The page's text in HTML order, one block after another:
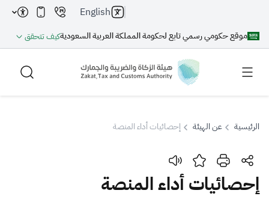
موقع حكومي رسمي تابع لحكومة المملكة العربية السعوديةكيف تتحقق
English
بحث
الرئيسية عن الهيئة إحصائيات أداء المنصة
إحصائيات أداء المنصة